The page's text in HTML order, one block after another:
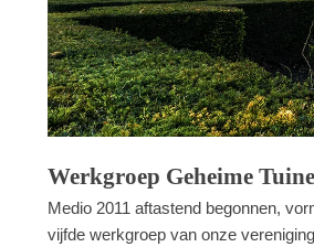
Werkgroep Geheime
Medio 2011 aftastend begonnen,
vijfde werkgroep van onze